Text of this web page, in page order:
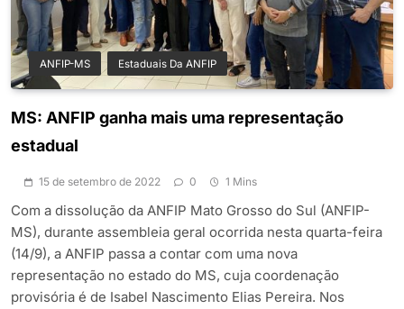
ANFIP-MS Estaduais Da ANFIP
MS: ANFIP ganha mais uma representação
estadual
15 de setembro de 2022 0 1 Mins
Com a dissolução da ANFIP Mato Grosso do Sul (ANFIP-
MS), durante assembleia geral ocorrida nesta quarta-feira
(14/9), a ANFIP passa a contar com uma nova
representação no estado do MS, cuja coordenação
provisória é de Isabel Nascimento Elias Pereira. Nos